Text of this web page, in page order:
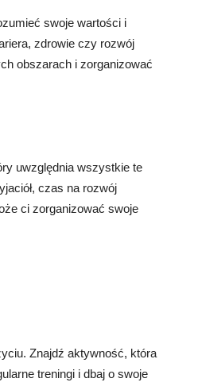
swoje wartości i
zdrowie czy rozwój
obszarach i zorganizować
uwzględnia wszystkie te
czas na rozwój
ci zorganizować swoje
Znajdź aktywność, która
treningi i dbaj o swoje